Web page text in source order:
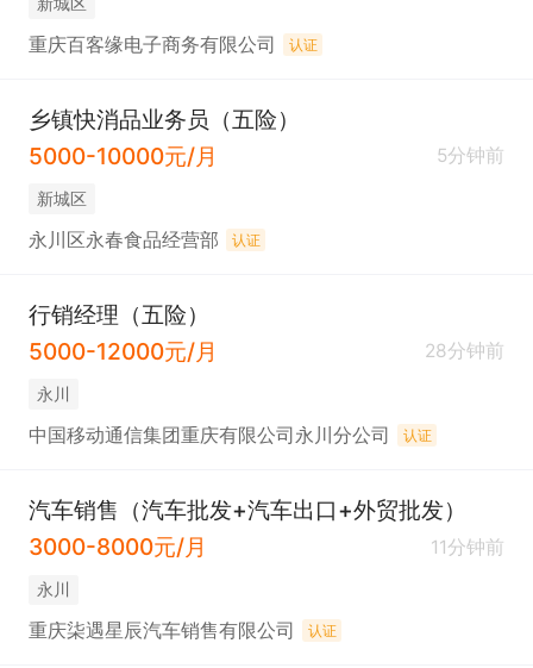
重庆百客缘电子商务有限公司 认证
乡镇快消品业务员（五险）
5000-10000元/月
5分钟前
新城区
永川区永春食品经营部 认证
行销经理（五险）
5000-12000元/月
28分钟前
永川
中国移动通信集团重庆有限公司永川分公司 认证
汽车销售（汽车批发+汽车出口+外贸批发）
3000-8000元/月
11分钟前
永川
重庆柒遇星辰汽车销售有限公司 认证